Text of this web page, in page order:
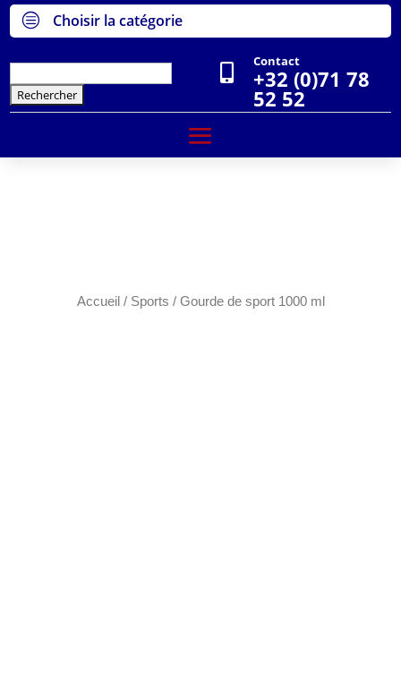
c Choisir la catégorie

Contact
+32 (0)71 78
52 52
Accueil/ Sports / Gourde de sport 1000 ml